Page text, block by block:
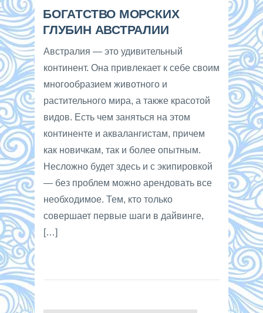
БОГАТСТВО МОРСКИХ
ГЛУБИН АВСТРАЛИИ
Австралия — это удивительный
континент. Она привлекает к себе своим
многообразием животного и
растительного мира, а также красотой
видов. Есть чем заняться на этом
континенте и аквалангистам, причем
как новичкам, так и более опытным.
Несложно будет здесь и с экипировкой
— без проблем можно арендовать все
необходимое. Тем, кто только
совершает первые шаги в дайвинге,
[…]